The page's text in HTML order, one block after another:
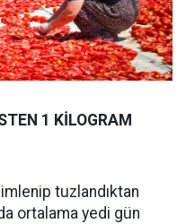
1 KİLOGRAM
tuzlandıktan
ortalama yedi gün